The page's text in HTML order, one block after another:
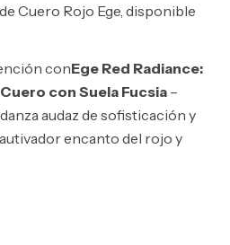
Cuero Rojo Ege, disponible
conEge Red Radiance:
con Suela Fucsia –
audaz de sofisticación y
encanto del rojo y